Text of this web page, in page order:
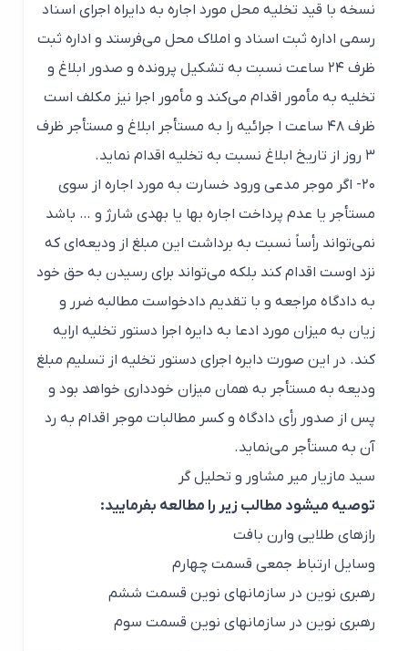
نسخه با قید تخلیه محل مورد اجاره به دایراه اجرای اسناد
رسمی اداره ثبت اسناد و املاک محل می‌فرستد و اداره ثبت
ظرف ۲۴ ساعت نسبت به تشکیل پرونده و صدور ابلاغ و
تخلیه به مأمور اقدام می‌کند و مأمور اجرا نیز مکلف است
ظرف ۴۸ ساعت ا جرائیه را به مستأجر ابلاغ و مستأجر ظرف
۲۰- اگر موجر مدعی ورود خسارت به مورد اجاره از سوی
مستأجر یا عدم پرداخت اجاره بها یا بهدی شارژ و … باشد
نمی‌تواند رأساً نسبت به برداشت این مبلغ از ودیعه‌ای که
نزد اوست اقدام کند بلکه می‌تواند برای رسیدن به حق خود
به دادگاه مراجعه و با تقدیم دادخواست مطالبه ضرر و
زیان به میزان مورد ادعا به دایره اجرا دستور تخلیه ارایه
کند. در این صورت دایره اجرای دستور تخلیه از تسلیم مبلغ
ودیعه به مستأجر به همان میزان خودداری خواهد بود و
پس از صدور رأی دادگاه و کسر مطالبات موجر اقدام به رد
آن به مستأجر می‌نماید.
سید مازیار میر مشاور و تحلیل گر
توصیه میشود مطالب زیر را مطالعه بفرمایید:
رازهای طلایی وارن بافت
وسایل ارتباط جمعی قسمت چهارم
رهبری نوین در سازمانهای نوین قسمت ششم
رهبری نوین در سازمانهای نوین قسمت سوم